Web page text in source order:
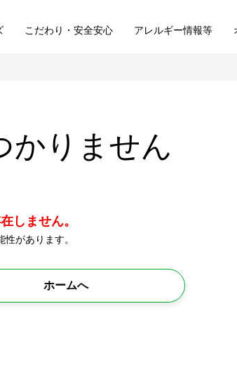
こだわり・安全安心 アレルギー情報等
かりません
しません。
があります。
ホームへ